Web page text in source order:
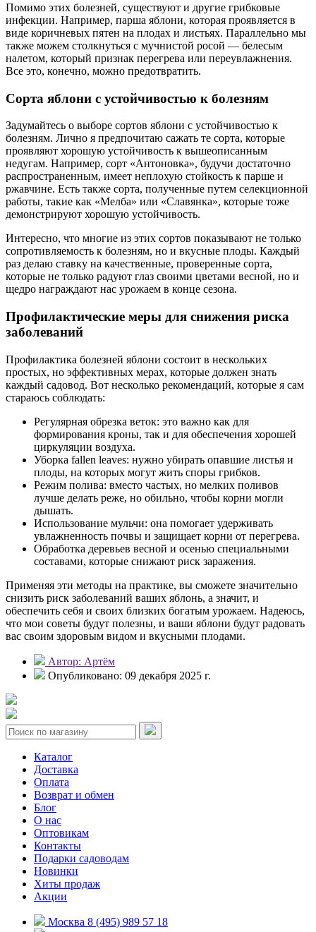
Помимо этих болезней, существуют и другие грибковые
инфекции. Например, парша яблони, которая проявляется в
виде коричневых пятен на плодах и листьях. Параллельно мы
также можем столкнуться с мучнистой росой — белесым
налетом, который признак перегрева или переувлажнения.
Все это, конечно, можно предотвратить.
Сорта яблони с устойчивостью к болезням
Задумайтесь о выборе сортов яблони с устойчивостью к
болезням. Лично я предпочитаю сажать те сорта, которые
проявляют хорошую устойчивость к вышеописанным
недугам. Например, сорт «Антоновка», будучи достаточно
распространенным, имеет неплохую стойкость к парше и
ржавчине. Есть также сорта, полученные путем селекционной
работы, такие как «Мелба» или «Славянка», которые тоже
демонстрируют хорошую устойчивость.
Интересно, что многие из этих сортов показывают не только
сопротивляемость к болезням, но и вкусные плоды. Каждый
раз делаю ставку на качественные, проверенные сорта,
которые не только радуют глаз своими цветами весной, но и
щедро награждают нас урожаем в конце сезона.
Профилактические меры для снижения риска
заболеваний
Профилактика болезней яблони состоит в нескольких
простых, но эффективных мерах, которые должен знать
каждый садовод. Вот несколько рекомендаций, которые я сам
стараюсь соблюдать:
Регулярная обрезка веток: это важно как для
формирования кроны, так и для обеспечения хорошей
циркуляции воздуха.
Уборка fallen leaves: нужно убирать опавшие листья и
плоды, на которых могут жить споры грибков.
Режим полива: вместо частых, но мелких поливов
лучше делать реже, но обильно, чтобы корни могли
дышать.
Использование мульчи: она помогает удерживать
увлажненность почвы и защищает корни от перегрева.
Обработка деревьев весной и осенью специальными
составами, которые снижают риск заражения.
Применяя эти методы на практике, вы сможете значительно
снизить риск заболеваний ваших яблонь, а значит, и
обеспечить себя и своих близких богатым урожаем. Надеюсь,
что мои советы будут полезны, и ваши яблони будут радовать
вас своим здоровым видом и вкусными плодами.
Автор: Артём
Опубликовано: 09 декабря 2025 г.
Каталог
Доставка
Оплата
Возврат и обмен
Блог
О нас
Оптовикам
Контакты
Подарки садоводам
Новинки
Хиты продаж
Акции
Москва 8 (495) 989 57 18